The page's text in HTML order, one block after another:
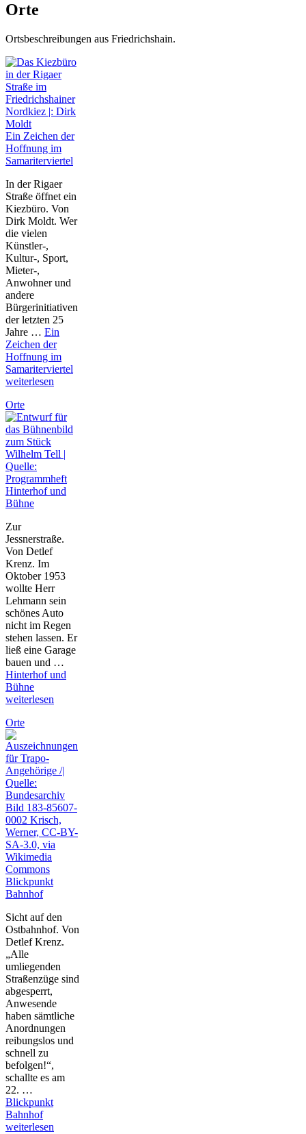
Orte
Ortsbeschreibungen aus Friedrichshain.
Ein Zeichen der
Hoffnung im
Samariterviertel
In der Rigaer
Straße öffnet ein
Kiezbüro. Von
Dirk Moldt. Wer
die vielen
Künstler-,
Kultur-, Sport,
Mieter-,
Anwohner und
andere
Bürgerinitiativen
der letzten 25
Jahre … Ein
Zeichen der
Hoffnung im
Samariterviertel
weiterlesen
Orte
Hinterhof und
Bühne
Zur
Jessnerstraße.
Von Detlef
Krenz. Im
Oktober 1953
wollte Herr
Lehmann sein
schönes Auto
nicht im Regen
stehen lassen. Er
ließ eine Garage
bauen und …
Hinterhof und
Bühne
weiterlesen
Orte
Blickpunkt
Bahnhof
Sicht auf den
Ostbahnhof. Von
Detlef Krenz.
„Alle
umliegenden
Straßenzüge sind
abgesperrt,
Anwesende
haben sämtliche
Anordnungen
reibungslos und
schnell zu
befolgen!“,
schallte es am
22. …
Blickpunkt
Bahnhof
weiterlesen